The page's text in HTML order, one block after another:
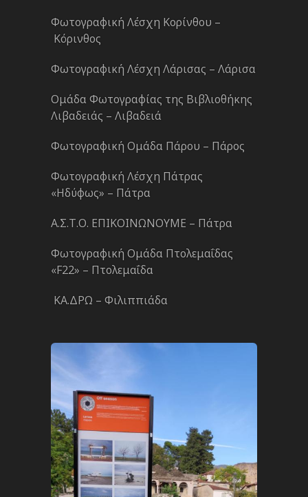
Φωτογραφική Λέσχη Κορίνθου –
Κόρινθος
Φωτογραφική Λέσχη Λάρισας – Λάρισα
Ομάδα Φωτογραφίας της Βιβλιοθήκης
Λιβαδειάς – Λιβαδειά
Φωτογραφική Ομάδα Πάρου – Πάρος
Φωτογραφική Λέσχη Πάτρας
«Ηδύφως» – Πάτρα
Α.Σ.Τ.Ο. ΕΠΙΚΟΙΝΩΝΟΥΜΕ – Πάτρα
Φωτογραφική Ομάδα Πτολεμαΐδας
«F22» – Πτολεμαΐδα
ΚΑ.ΔΡΩ – Φιλιππιάδα